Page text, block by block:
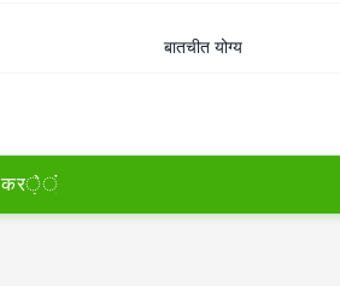
बातचीत योग्य
करें